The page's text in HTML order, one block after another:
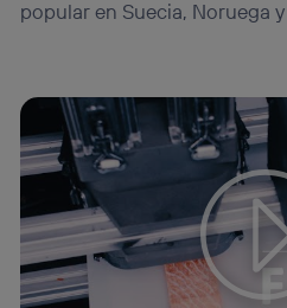
popular en Suecia, Noruega